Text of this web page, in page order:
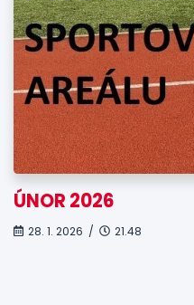
ÚNOR 2026
28. 1. 2026 / 21.48